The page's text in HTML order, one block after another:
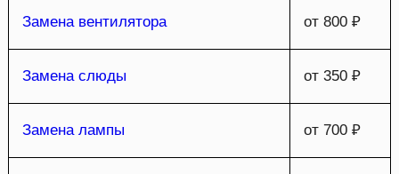
Замена вентилятора от 800 ₽
Замена слюды от 350 ₽
Замена лампы от 700 ₽